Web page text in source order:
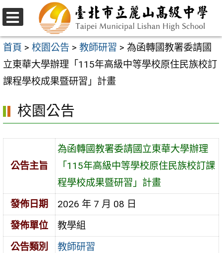
跳
至
主
要
內
區
選
單
首頁 > 校園公告 > 教師研習 > 為函轉國教署委請國
立東華大學辦理「115年高級中等學校原住民族校訂
課程學校成果暨研習」計畫
校園公告
公告主旨
為函轉國教署委請國立東華大學辦理
「115年高級中等學校原住民族校訂課
程學校成果暨研習」計畫
發佈日期
2026 年 7 月 08 日
發佈單位
教學組
公告類別
教師研習